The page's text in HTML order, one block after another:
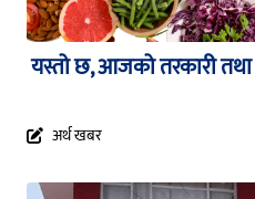
यस्तो छ, आजको तरकारी
अर्थ खबर